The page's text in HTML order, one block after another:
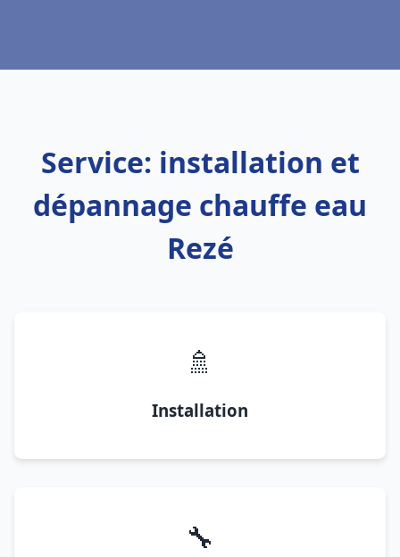
Service: installation et
dépannage chauffe eau
Rezé
🚿
Installation
🔧